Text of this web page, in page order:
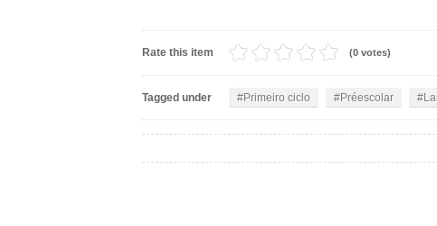
Rate this item (0 votes)
Tagged under Primeiro ciclo Préescolar